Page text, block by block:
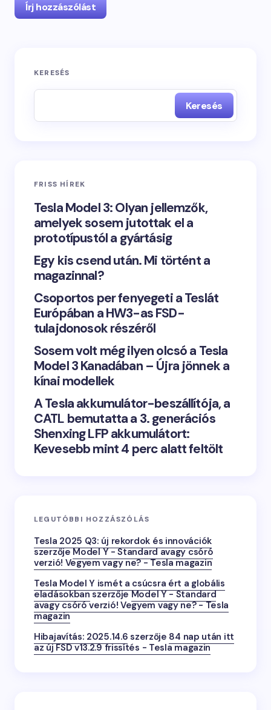
Írj hozzászólást
KERESÉS
Keresés
FRISS HÍREK
Tesla Model 3: Olyan jellemzők,
amelyek sosem jutottak el a
prototípustól a gyártásig
Egy kis csend után. Mi történt a
magazinnal?
Csoportos per fenyegeti a Teslát
Európában a HW3-as FSD-
tulajdonosok részéről
Sosem volt még ilyen olcsó a Tesla
Model 3 Kanadában – Újra jönnek a
kínai modellek
A Tesla akkumulátor-beszállítója, a
CATL bemutatta a 3. generációs
Shenxing LFP akkumulátort:
Kevesebb mint 4 perc alatt feltölt
LEGUTÓBBI HOZZÁSZÓLÁS
Tesla 2025 Q3: új rekordok és innovációk
szerzőjeModel Y - Standard avagy csóró
verzió! Vegyem vagy ne? - Tesla magazin
Tesla Model Y ismét a csúcsra ért a globális
eladásokbanszerzőjeModel Y - Standard
avagy csóró verzió! Vegyem vagy ne? - Tesla
magazin
Hibajavítás: 2025.14.6 szerzője 84 nap után itt
az új FSD v13.2.9 frissítés - Tesla magazin